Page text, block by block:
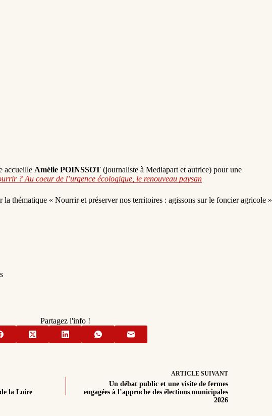
accueille Amélie POINSSOT (journaliste à Mediapart et autrice) pour une
? Au coeur de l’urgence écologique, le renouveau paysan
thématique « Nourrir et préserver nos territoires : agissons sur le foncier agricole »
Partagez l'info !
la Loire
ARTICLESUIVANT
Un débat public et une visite de fermes
engagées à l’approche des élections municipales
2026